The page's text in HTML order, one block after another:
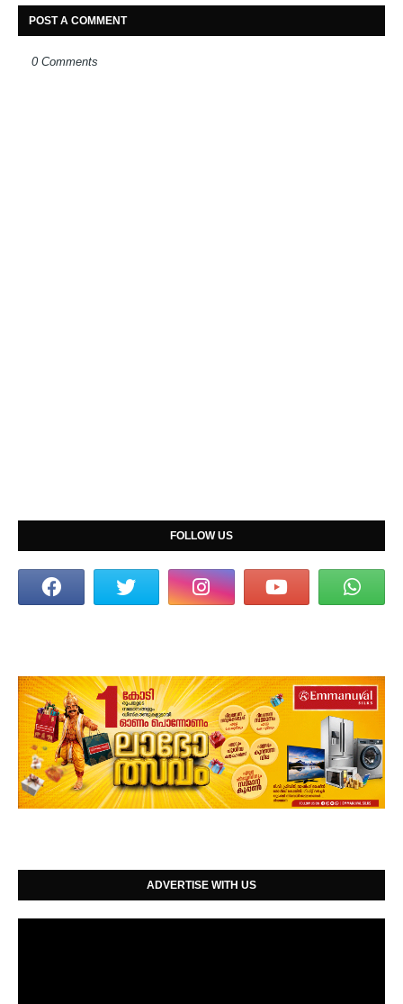
POST A COMMENT
0 Comments
FOLLOW US
ADVERTISE WITH US